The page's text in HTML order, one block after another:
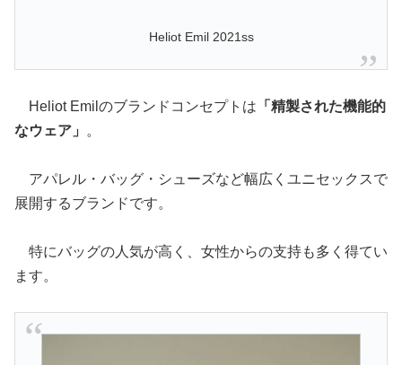
Heliot Emil 2021ss
Heliot Emilのブランドコンセプトは 「精製された機能的
なウェア」
。
アパレル・バッグ・シューズなど幅広くユニセックスで
展開するブランドです。
特にバッグの人気が高く、女性からの支持も多く得てい
ます。